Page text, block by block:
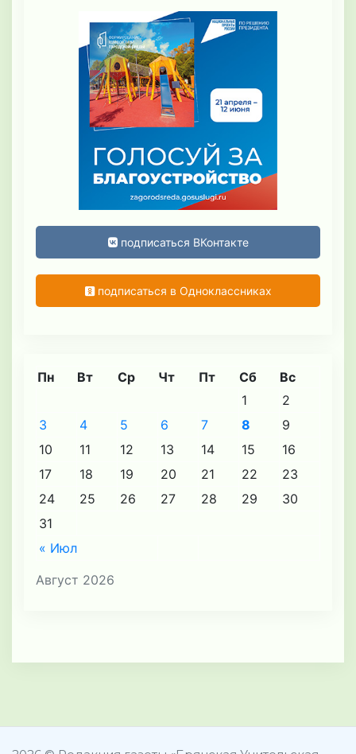
подписаться ВКонтакте
подписаться в Одноклассниках
Август 2026
Пн Вт Ср Чт Пт Сб Вс
« Июл
1
2
3
4 5 6 7 8
9
10
11 12 13 14 15
16
17
18 19 20 21 22
23
24
25 26 27 28 29
30
31